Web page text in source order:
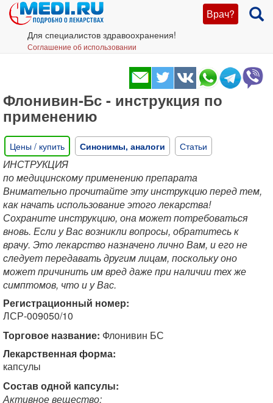
Врач?
Для специалистов здравоохранения!
Соглашение об использовании
Флонивин-Бс - инструкция по
применению
Цены / купить Синонимы, аналоги Статьи
ИНСТРУКЦИЯ
по медицинскому применению препарата
Внимательно прочитайте эту инструкцию перед тем,
как начать использование этого лекарства!
Сохраните инструкцию, она может потребоваться
вновь. Если у Вас возникли вопросы, обратитесь к
врачу. Это лекарство назначено лично Вам, и его не
следует передавать другим лицам, поскольку оно
может причинить им вред даже при наличии тех же
симптомов, что и у Вас.
Регистрационный номер:
ЛСР-009050/10
Торговое название: Флонивин БС
Лекарственная форма:
капсулы
Состав одной капсулы:
Активное вещество: